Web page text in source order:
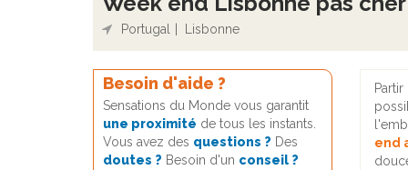
Portugal Lisbonne
end
Besoin d'aide ?
Sensations du Monde vous garantit
une proximité de tous les instants.
Vous avez des questions ? Des
doutes ? Besoin d'un conseil ?